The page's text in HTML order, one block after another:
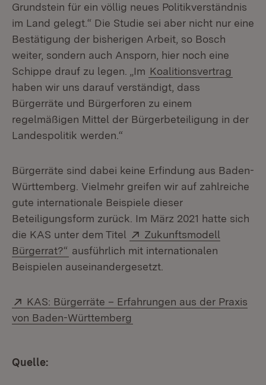
Grundstein für ein völlig neues Politikverständnis
im Land gelegt.“ Die Studie sei aber nicht nur eine
Bestätigung der bisherigen Arbeit, so Bosch
weiter, sondern auch Ansporn, hier noch eine
Schippe drauf zu legen. „Im Koalitionsvertrag
haben wir uns darauf verständigt, dass
Bürgerräte und Bürgerforen zu einem
regelmäßigen Mittel der Bürgerbeteiligung in der
Landespolitik werden.“
Bürgerräte sind dabei keine Erfindung aus Baden-
Württemberg. Vielmehr greifen wir auf zahlreiche
gute internationale Beispiele dieser
Beteiligungsform zurück. Im März 2021 hatte sich
die KAS unter dem Titel
Extern:
Zukunftsmodell
Bürgerrat?“ (Öffnet in neuem Fenster)
ausführlich mit internationalen
Beispielen auseinandergesetzt.
Extern:
KAS: Bürgerräte – Erfahrungen aus der Praxis
von Baden-Württemberg
Quelle: